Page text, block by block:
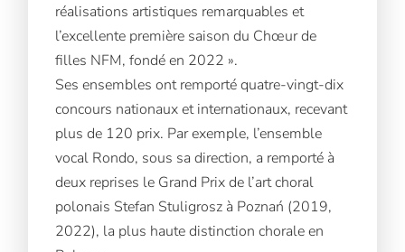
réalisations artistiques remarquables et
l’excellente première saison du Chœur de
filles NFM, fondé en 2022 ».
Ses ensembles ont remporté quatre-vingt-dix
concours nationaux et internationaux, recevant
plus de 120 prix. Par exemple, l’ensemble
vocal Rondo, sous sa direction, a remporté à
deux reprises le Grand Prix de l’art choral
polonais Stefan Stuligrosz à Poznań (2019,
2022), la plus haute distinction chorale en